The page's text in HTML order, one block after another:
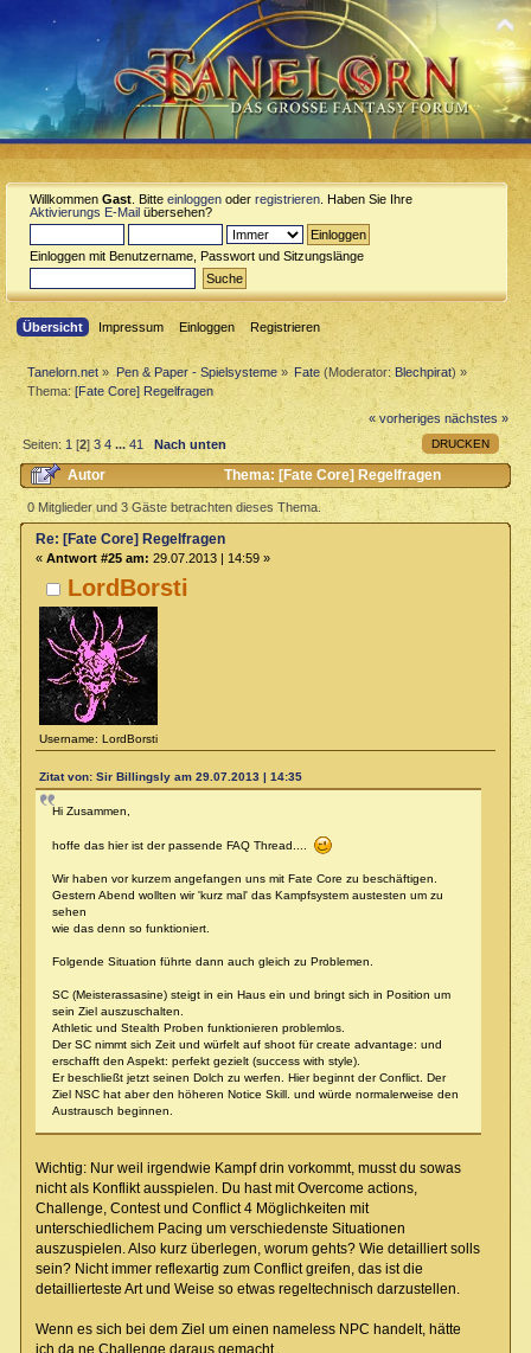
Willkommen Gast . Bitte einloggen oder registrieren . Haben Sie Ihre
Aktivierungs E-Mail übersehen?
Einloggen mit Benutzername, Passwort und Sitzungslänge
Übersicht Impressum Einloggen Registrieren
Tanelorn.net » Pen & Paper - Spielsysteme» Fate (Moderator: Blechpirat) »
Thema:[Fate Core] Regelfragen
« vorheriges nächstes »
DRUCKEN
Seiten:1[2]3 4 ...41 Nach unten
Autor
Thema: [Fate Core] Regelfragen
(Gelesen 235192 mal)
0 Mitglieder und 3 Gäste betrachten dieses Thema.
LordBorsti
Username: LordBorsti
Re: [Fate Core] Regelfragen
« Antwort #25 am: 29.07.2013 | 14:59 »
Zitat von: Sir Billingsly am 29.07.2013 | 14:35
Hi Zusammen,
hoffe das hier ist der passende FAQ Thread....
Wir haben vor kurzem angefangen uns mit Fate Core zu beschäftigen.
Gestern Abend wollten wir 'kurz mal' das Kampfsystem austesten um zu
sehen
wie das denn so funktioniert.
Folgende Situation führte dann auch gleich zu Problemen.
SC (Meisterassasine) steigt in ein Haus ein und bringt sich in Position um
sein Ziel auszuschalten.
Athletic und Stealth Proben funktionieren problemlos.
Der SC nimmt sich Zeit und würfelt auf shoot für create advantage: und
erschafft den Aspekt: perfekt gezielt (success with style).
Er beschließt jetzt seinen Dolch zu werfen. Hier beginnt der Conflict. Der
Ziel NSC hat aber den höheren Notice Skill. und würde normalerweise den
Austrausch beginnen.
Wichtig: Nur weil irgendwie Kampf drin vorkommt, musst du sowas
nicht als Konflikt ausspielen. Du hast mit Overcome actions,
Challenge, Contest und Conflict 4 Möglichkeiten mit
unterschiedlichem Pacing um verschiedenste Situationen
auszuspielen. Also kurz überlegen, worum gehts? Wie detailliert solls
sein? Nicht immer reflexartig zum Conflict greifen, das ist die
detaillierteste Art und Weise so etwas regeltechnisch darzustellen.
Wenn es sich bei dem Ziel um einen nameless NPC handelt, hätte
ich da ne Challenge daraus gemacht.